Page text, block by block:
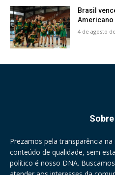
Brasil
Americano
4 de agosto
Prezamos pela transparência
conteúdo de qualidade, sem
político é nosso DNA.